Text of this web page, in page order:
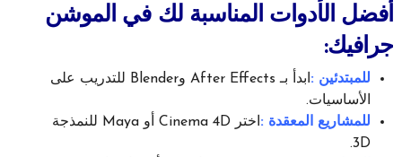
أفضل الأدوات المناسبة لك في الموشن
جرافيك:
للمبتدئين :
ابدأ بـ After Effects وBlender للتدريب على
الأساسيات.
للمشاريع المعقدة :
اختر Cinema 4D أو Maya للنمذجة
3D.